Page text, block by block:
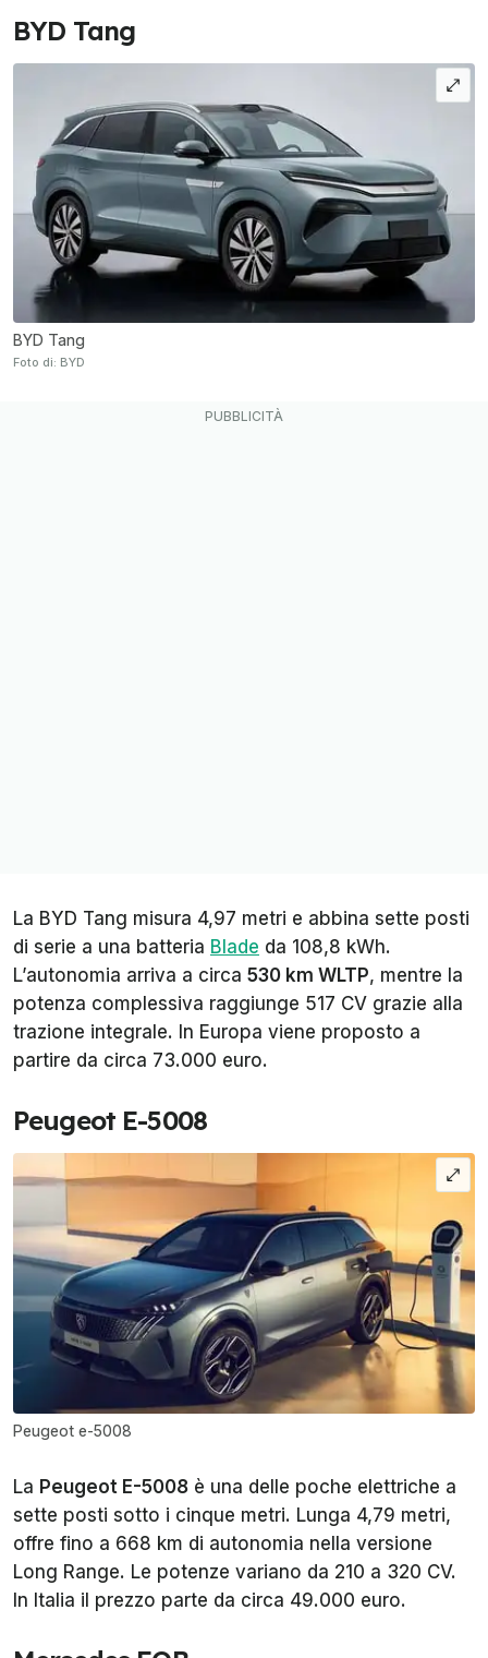
BYD Tang
BYD Tang
Foto di: BYD
La BYD Tang misura 4,97 metri e abbina sette posti
di serie a una batteria Blade da 108,8 kWh.
L’autonomia arriva a circa 530 km WLTP, mentre la
potenza complessiva raggiunge 517 CV grazie alla
trazione integrale. In Europa viene proposto a
partire da circa 73.000 euro.
Peugeot E-5008
Peugeot e-5008
La Peugeot E-5008 è una delle poche elettriche a
sette posti sotto i cinque metri. Lunga 4,79 metri,
offre fino a 668 km di autonomia nella versione
Long Range. Le potenze variano da 210 a 320 CV.
In Italia il prezzo parte da circa 49.000 euro.